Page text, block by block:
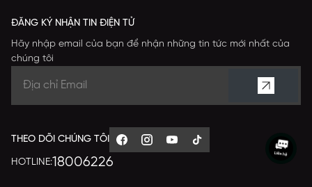
ĐĂNG KÝ NHẬN TIN ĐIỆN TỬ
Hãy nhập email của bạn để nhận những tin tức mới nhất của
chúng tôi
THEO DÕI CHÚNG TÔI
HOTLINE:18006226